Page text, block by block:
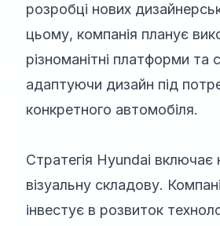
розробці нових
цьому, компанія планує
різноманітні платформи та
адаптуючи дизайн під
конкретного автомобіля.
Стратегія Hyundai включає
візуальну складову.
інвестує в розвиток